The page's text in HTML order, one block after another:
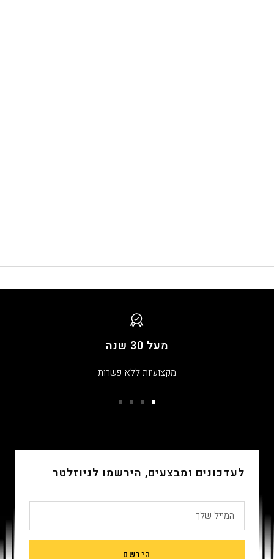
מעל 30 שנה
שקופיתשקופית
שקופית
שקופית
לעדכונים ומבצעים, הירשמו לניוזלטר